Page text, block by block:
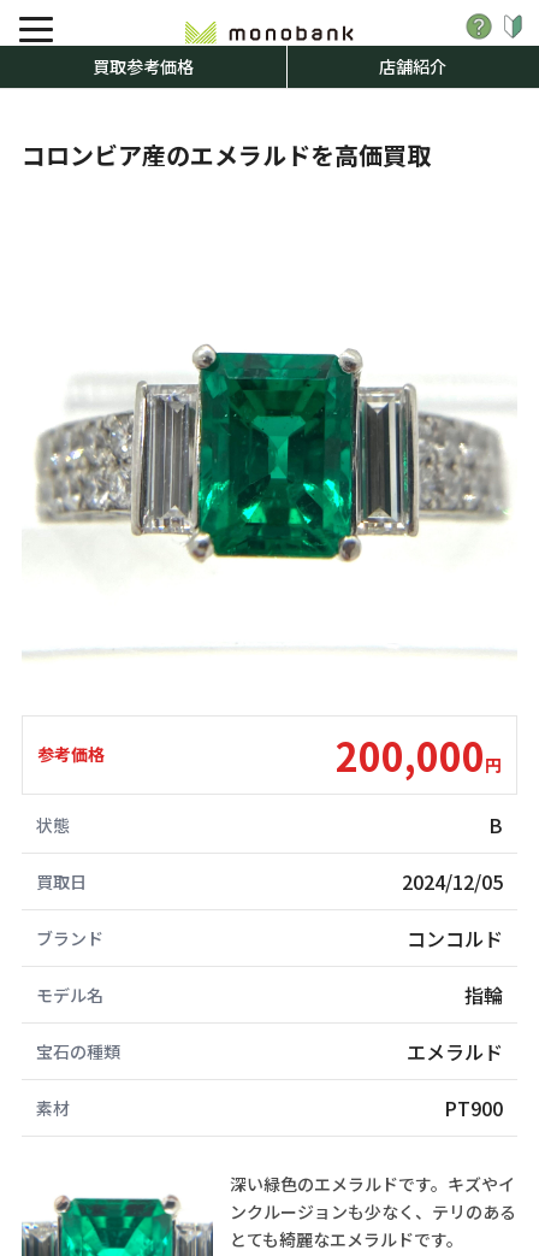
買取参考価格 店舗紹介
コロンビア産のエメラルドを高価買取
参考価格 200,000円
状態 B
買取日 2024/12/05
ブランド コンコルド
モデル名 指輪
宝石の種類 エメラルド
素材 PT900
深い緑色のエメラルドです。キズやイ
ンクルージョンも少なく、テリのある
とても綺麗なエメラルドです。